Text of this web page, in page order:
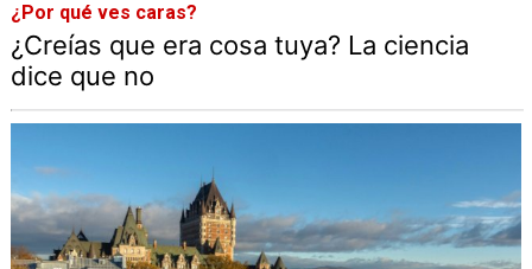
¿Por qué ves caras?
¿Creías que era cosa tuya? La ciencia
dice que no